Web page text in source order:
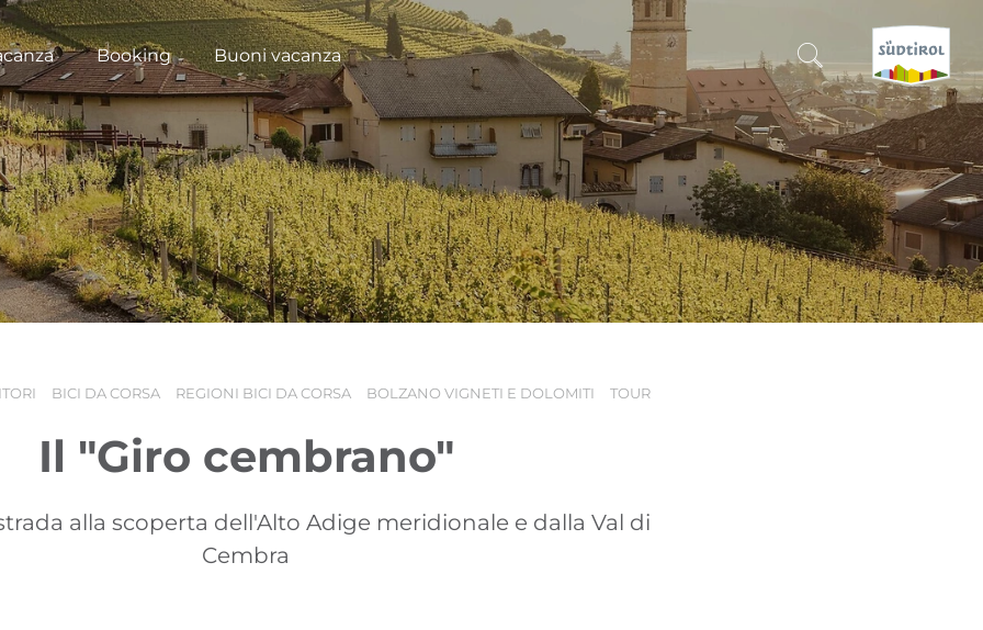
Booking Buoni vacanza
CERCA E PRENOTA
SCOPRI L'ALTO ADIGE
QUANDO?
-
BICI DA CORSA REGIONI BICI DA CORSA BOLZANO VIGNETI E DOLOMITI TOUR
Il "Giro cembrano"
alla scoperta dell'Alto Adige meridionale e dalla Val di
Cembra